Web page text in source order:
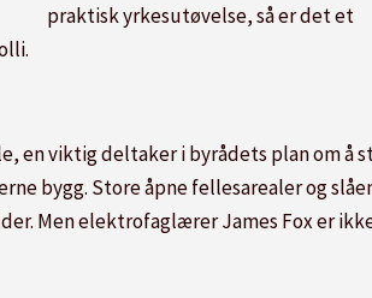
praktisk yrkesutøvelse, så er det et
en viktig deltaker i byrådets plan om å
bygg. Store åpne fellesarealer og
Men elektrofag­lærer James Fox er